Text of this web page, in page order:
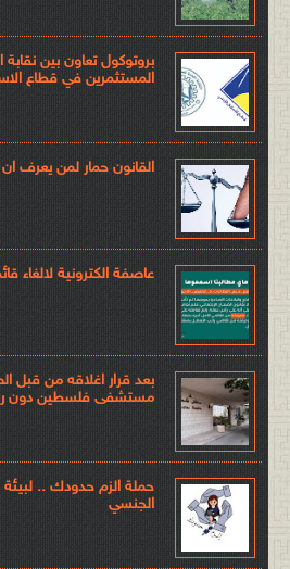
بروتوكول تعاون بين نقابة
المستثمرين في قطاع
القانون حمار لمن يعرف ان
عاصفة الكترونية لالغاء
بعد قرار اغلاقه من قبل
مستشفى فلسطين دون
حملة الزم حدودك ..
الجنسي